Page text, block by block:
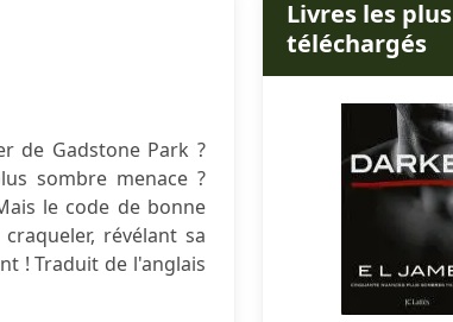
de Gadstone Park ?
sombre menace ?
le code de bonne
révélant sa
! Traduit de l'anglais
Livres les plus
téléchargés